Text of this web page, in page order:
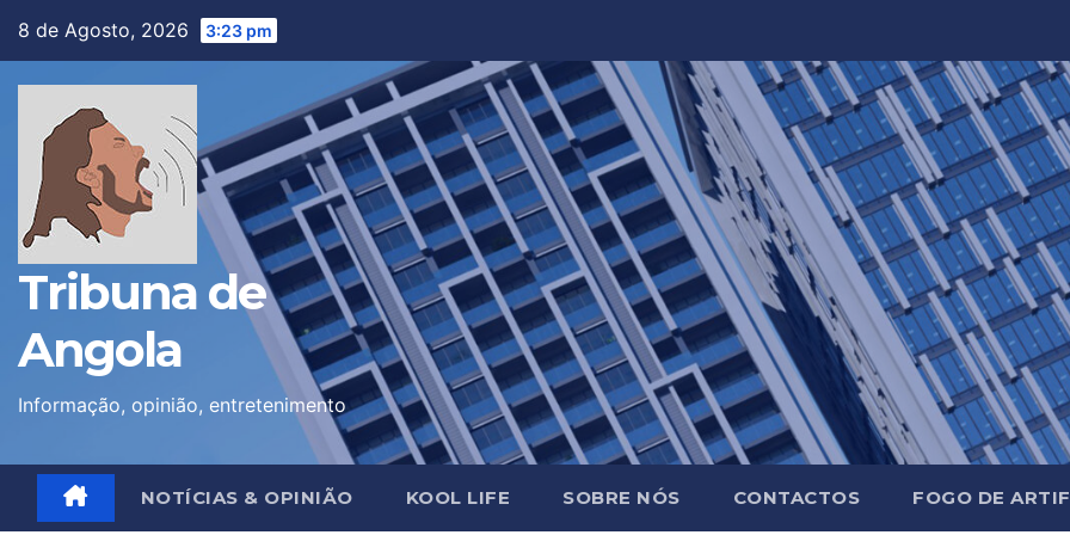
8 de Agosto, 2026 3:23 pm
Tribuna de
Angola
Informação, opinião, entretenimento
NOTÍCIAS & OPINIÃO KOOL LIFE SOBRE NÓS CONTACTOS FOGO DE